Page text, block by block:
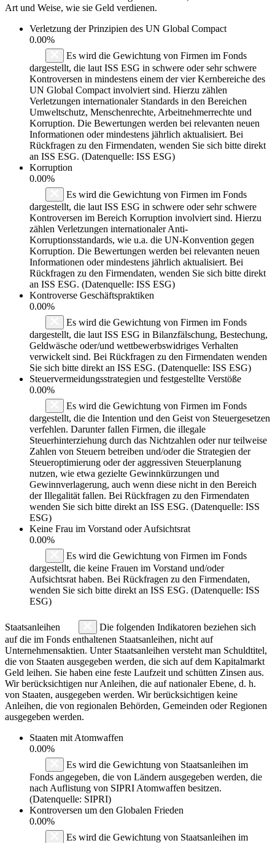
Art und Weise, wie sie Geld verdienen.
Verletzung der Prinzipien des UN Global Compact
0.00%
Es wird die Gewichtung von Firmen im Fonds
dargestellt, die laut ISS ESG in schwere oder sehr schwere
Kontroversen in mindestens einem der vier Kernbereiche des
UN Global Compact involviert sind. Hierzu zählen
Verletzungen internationaler Standards in den Bereichen
Umweltschutz, Menschenrechte, Arbeitnehmerrechte und
Korruption. Die Bewertungen werden bei relevanten neuen
Informationen oder mindestens jährlich aktualisiert. Bei
Rückfragen zu den Firmendaten, wenden Sie sich bitte direkt
an ISS ESG. (Datenquelle: ISS ESG)
Korruption
0.00%
Es wird die Gewichtung von Firmen im Fonds
dargestellt, die laut ISS ESG in schwere oder sehr schwere
Kontroversen im Bereich Korruption involviert sind. Hierzu
zählen Verletzungen internationaler Anti-
Korruptionsstandards, wie u.a. die UN-Konvention gegen
Korruption. Die Bewertungen werden bei relevanten neuen
Informationen oder mindestens jährlich aktualisiert. Bei
Rückfragen zu den Firmendaten, wenden Sie sich bitte direkt
an ISS ESG. (Datenquelle: ISS ESG)
Kontroverse Geschäftspraktiken
0.00%
Es wird die Gewichtung von Firmen im Fonds
dargestellt, die laut ISS ESG in Bilanzfälschung, Bestechung,
Geldwäsche oder/und wettbewerbswidriges Verhalten
verwickelt sind. Bei Rückfragen zu den Firmendaten wenden
Sie sich bitte direkt an ISS ESG. (Datenquelle: ISS ESG)
Steuervermeidungsstrategien und festgestellte Verstöße
0.00%
Es wird die Gewichtung von Firmen im Fonds
dargestellt, die die Intention und den Geist von Steuergesetzen
verfehlen. Darunter fallen Firmen, die illegale
Steuerhinterziehung durch das Nichtzahlen oder nur teilweise
Zahlen von Steuern betreiben und/oder die Strategien der
Steueroptimierung oder der aggressiven Steuerplanung
nutzen, wie etwa gezielte Gewinnkürzungen und
Gewinnverlagerung, auch wenn diese nicht in den Bereich
der Illegalität fallen. Bei Rückfragen zu den Firmendaten
wenden Sie sich bitte direkt an ISS ESG. (Datenquelle: ISS
ESG)
Keine Frau im Vorstand oder Aufsichtsrat
0.00%
Es wird die Gewichtung von Firmen im Fonds
dargestellt, die keine Frauen im Vorstand und/oder
Aufsichtsrat haben. Bei Rückfragen zu den Firmendaten,
wenden Sie sich bitte direkt an ISS ESG. (Datenquelle: ISS
ESG)
Staatsanleihen
Die folgenden Indikatoren beziehen sich
auf die im Fonds enthaltenen Staatsanleihen, nicht auf
Unternehmensaktien. Unter Staatsanleihen versteht man Schuldtitel,
die von Staaten ausgegeben werden, die sich auf dem Kapitalmarkt
Geld leihen. Sie haben eine feste Laufzeit und schütten Zinsen aus.
Wir berücksichtigen nur Anleihen, die auf nationaler Ebene, d. h.
von Staaten, ausgegeben werden. Wir berücksichtigen keine
Anleihen, die von regionalen Behörden, Gemeinden oder Regionen
ausgegeben werden.
Staaten mit Atomwaffen
0.00%
Es wird die Gewichtung von Staatsanleihen im
Fonds angegeben, die von Ländern ausgegeben werden, die
nach Auflistung von SIPRI Atomwaffen besitzen.
(Datenquelle: SIPRI)
Kontroversen um den Globalen Frieden
0.00%
Es wird die Gewichtung von Staatsanleihen im